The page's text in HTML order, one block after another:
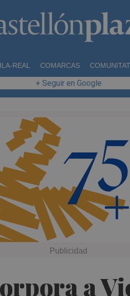
REAL COMARCAS COMUNITAT
+ Seguir en Google
a